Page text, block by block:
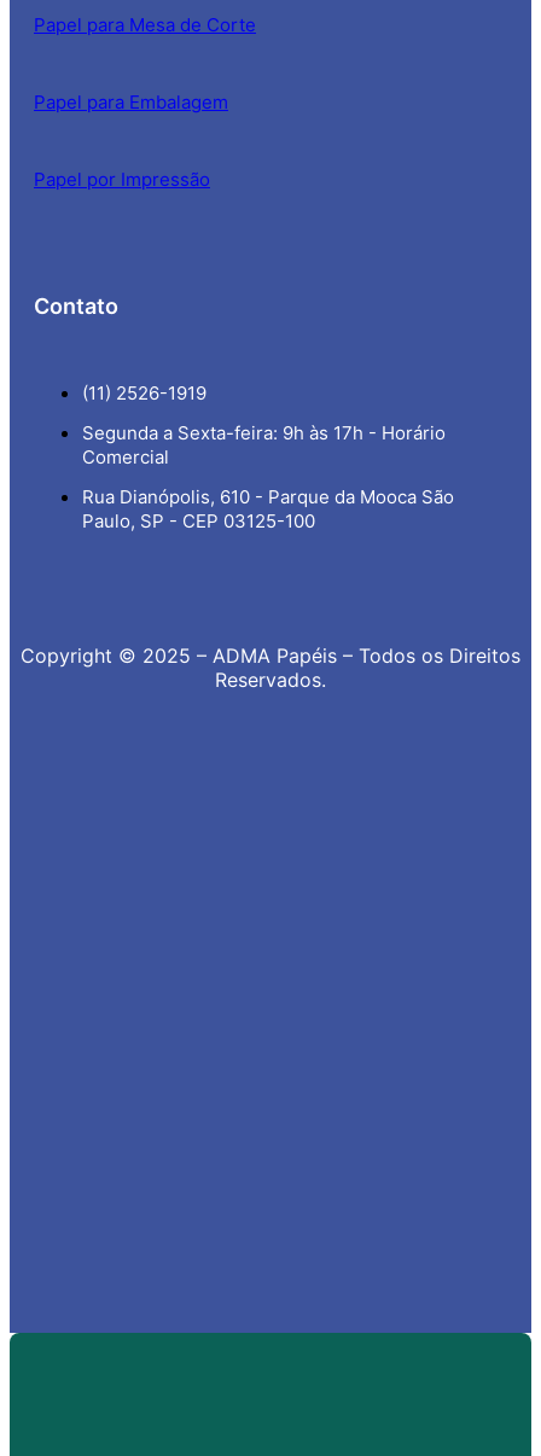
Papel para Mesa de Corte
Papel para Embalagem
Papel por Impressão
Contato
(11) 2526-1919
Segunda a Sexta-feira: 9h às 17h - Horário
Comercial
Rua Dianópolis, 610 - Parque da Mooca São
Paulo, SP - CEP 03125-100
Copyright © 2025 – ADMA Papéis – Todos os Direitos
Reservados.